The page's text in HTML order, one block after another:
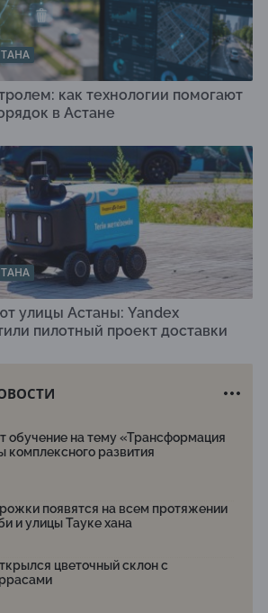
как технологии помогают
в Астане
улицы Астаны: Yandex
пилотный проект доставки
обучение на тему «Трансформация
комплексного развития
появятся на всем протяжении
и улицы Тауке хана
цветочный склон с